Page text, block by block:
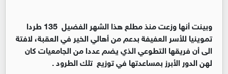
وبينت أنها وزعت منذ مطلع هذا الشهر الفضيل 135 طردا
تموينيا للأسر العفيفة بدعم من أهالي الخير في العقبة، لافتة
الى أن فريقها التطوعي الذي يضم عددا من الجامعيات كان
لهن الدور الأبرز بمساعدتها في توزيع تلك الطرود .